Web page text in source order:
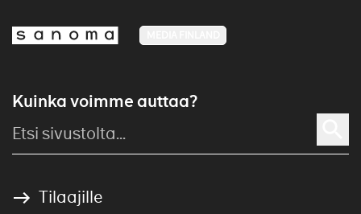
Kuinka voimme auttaa?
Tilaajille